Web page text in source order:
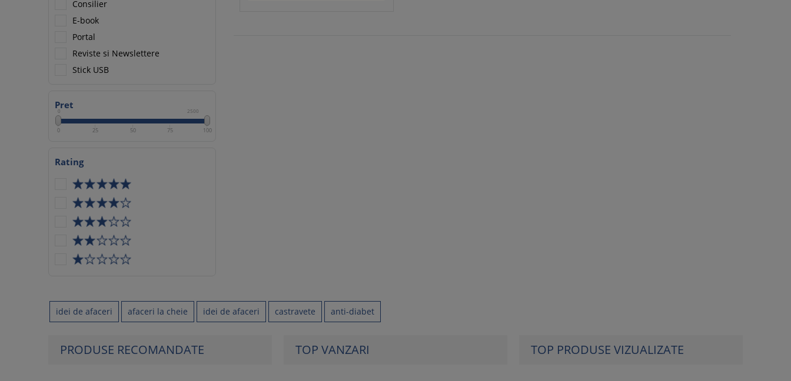
Consilier
E-book
Portal
Reviste si Newslettere
Stick USB
Pret
0 2500
0 25 50 75 100
Rating
idei de afaceri afaceri la cheie idei de afaceri castravete anti-diabet
PRODUSE RECOMANDATE TOP VANZARI TOP PRODUSE VIZUALIZATE